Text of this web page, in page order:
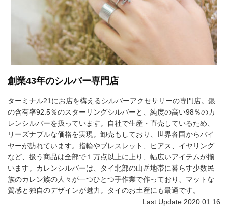
創業43年のシルバー専門店
ターミナル21にお店を構えるシルバーアクセサリーの専門店。銀
の含有率92.5％のスターリングシルバーと、純度の高い98％のカ
レンシルバーを扱っています。自社で生産・直売しているため、
リーズナブルな価格を実現。卸売もしており、世界各国からバイ
ヤーが訪れています。指輪やブレスレット、ピアス、イヤリング
など、扱う商品は全部で１万点以上に上り、幅広いアイテムが揃
います。カレンシルバーは、タイ北部の山岳地帯に暮らす少数民
族のカレン族の人々が一つひとつ手作業で作っており、マットな
質感と独自のデザインが魅力。タイのお土産にも最適です。
Last Update 2020.01.16